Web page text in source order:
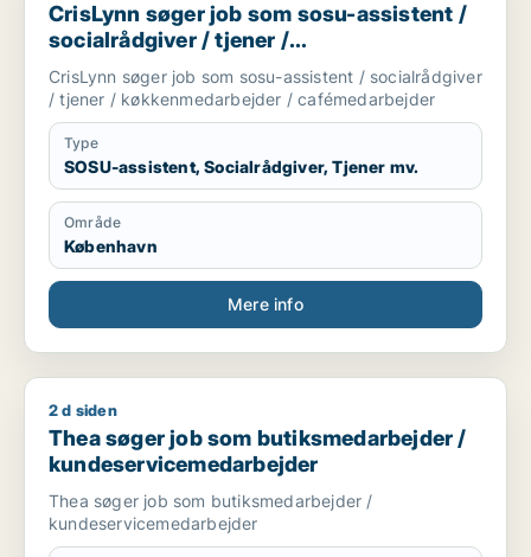
CrisLynn søger job som sosu-assistent /
socialrådgiver / tjener /
køkkenmedarbejder / cafémedarbejder
CrisLynn søger job som sosu-assistent / socialrådgiver
/ tjener / køkkenmedarbejder / cafémedarbejder
Type
SOSU-assistent, Socialrådgiver, Tjener mv.
Område
København
Mere info
Thea søger job som butiksmedarbejder /
2 d siden
Thea søger job som butiksmedarbejder /
kundeservicemedarbejder
Thea søger job som butiksmedarbejder /
kundeservicemedarbejder